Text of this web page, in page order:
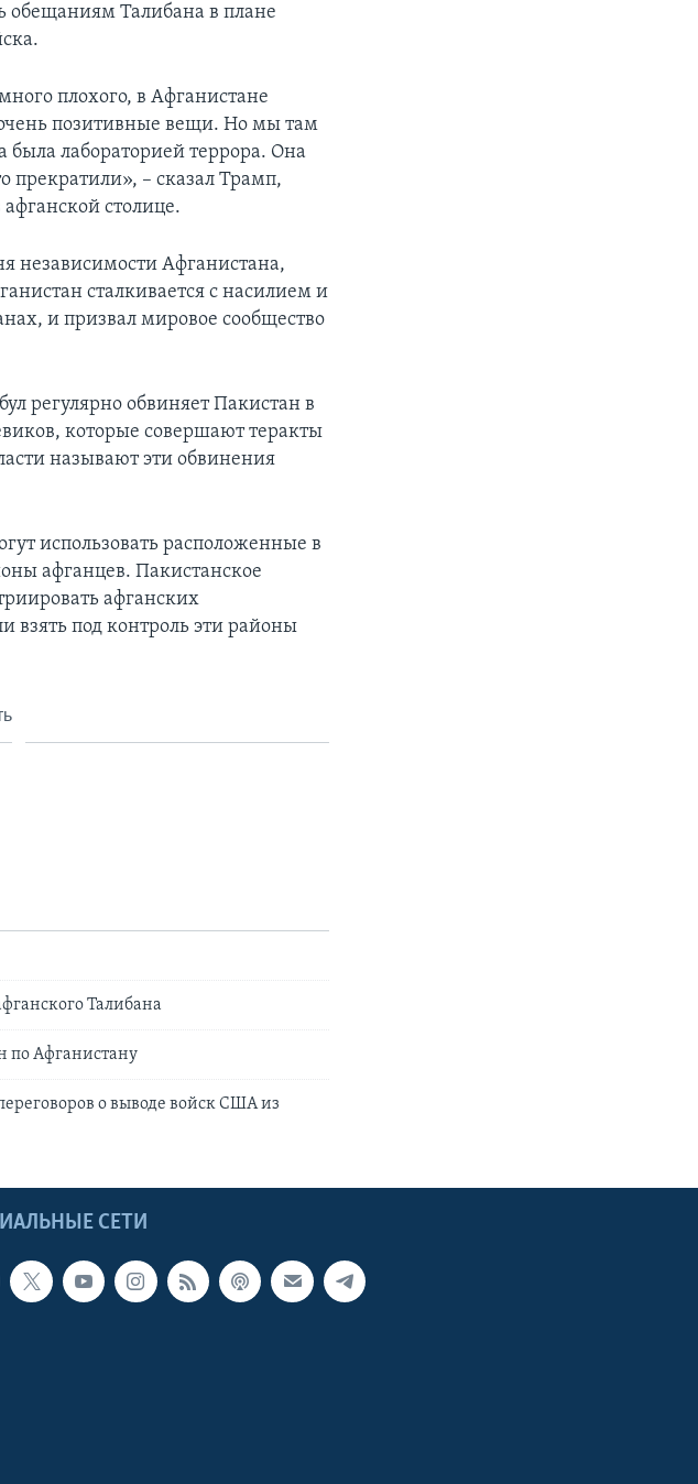
обещаниям Талибана в плане
плохого, в Афганистане
позитивные вещи. Но мы там
лабораторией террора. Она
прекратили», – сказал Трамп,
столице.
независимости Афганистана,
сталкивается с насилием и
и призвал мировое сообщество
регулярно обвиняет Пакистан в
которые совершают теракты
называют эти обвинения
использовать расположенные в
афганцев. Пакистанское
афганских
взять под контроль эти районы
Талибана
по Афганистану
о выводе войск США из
СЕТИ